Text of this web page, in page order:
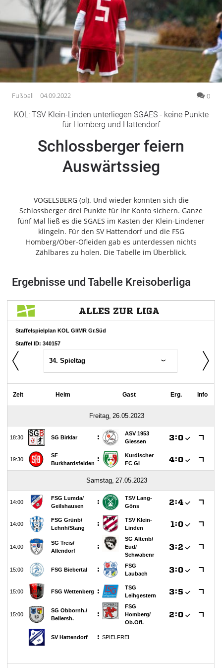
Gesundheit
Kultur
Lifestyle
Wirtschaft
Vogelsberg
Alsfeld
Lauterbach
Romrod
Homberg
Antrifttal
Feldatal
Freiensteinau
Gemünden
Grebenau
Herbstein
Kirtorf
Lautertal
Mücke
Schwalmtal
Ulrichstein
Wartenberg
Schwalm
Fulda
Impressum
Datenschutzerklärung
Fußball 04.09.2022 0
KOL: TSV Klein-Linden unterliegen SGAES - keine Punkte
für Homberg und Hattendorf
Schlossberger feiern
Auswärtssieg
VOGELSBERG (ol). Und wieder konnten sich die
Schlossberger drei Punkte für ihr Konto sichern. Ganze
fünf Mal ließ es die SGAES im Kasten der Klein-Lindener
klingeln. Für den SV Hattendorf und die FSG
Homberg/Ober-Ofleiden gab es unterdessen nichts
Zählbares zu holen. Die Tabelle im Überblick.
Ergebnisse und Tabelle Kreisoberliga